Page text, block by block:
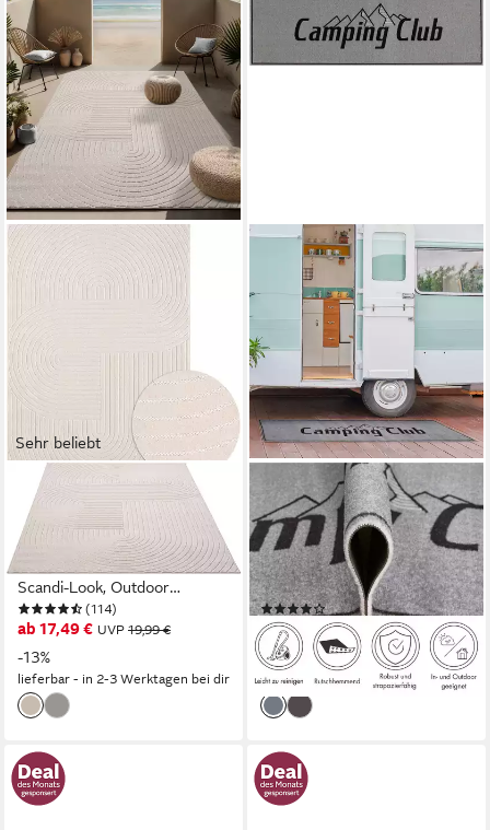
Sehr beliebt
OTTO HOME
Teppich Lorent, rechteckig,
Höhe: 5 mm, Kurzflor, Uni
Farben, Hoch-Tief-Effekt,
Scandi-Look, Outdoor
geeignet (114)
ab 17,49 € UVP 19,99 €
-13%
lieferbar - in 2-3 Werktagen bei dir
OTTO HOME
Läufer Camping, rechteckig,
Höhe: 8,5 mm, mit Schriftzug,
ideal für Camper &
Wohnwagen, In- und Outdoor
geeignet (15)
22,99 € UVP37,99 €
-39%
lieferbar - in 2-3 Werktagen bei dir